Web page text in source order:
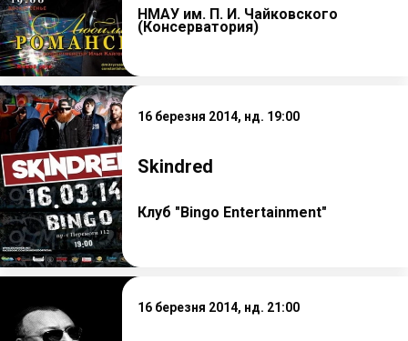
НМАУ им. П. И. Чайковского
(Консерватория)
16 березня 2014, нд. 19:00
Skindred
Клуб "Bingo Entertainment"
16 березня 2014, нд. 21:00